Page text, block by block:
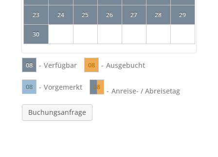
23 24 25 26 27 28 29
30
08 - Verfügbar 08 - Ausgebucht
08 - Vorgemerkt 08 - Anreise- / Abreisetag
Buchungsanfrage